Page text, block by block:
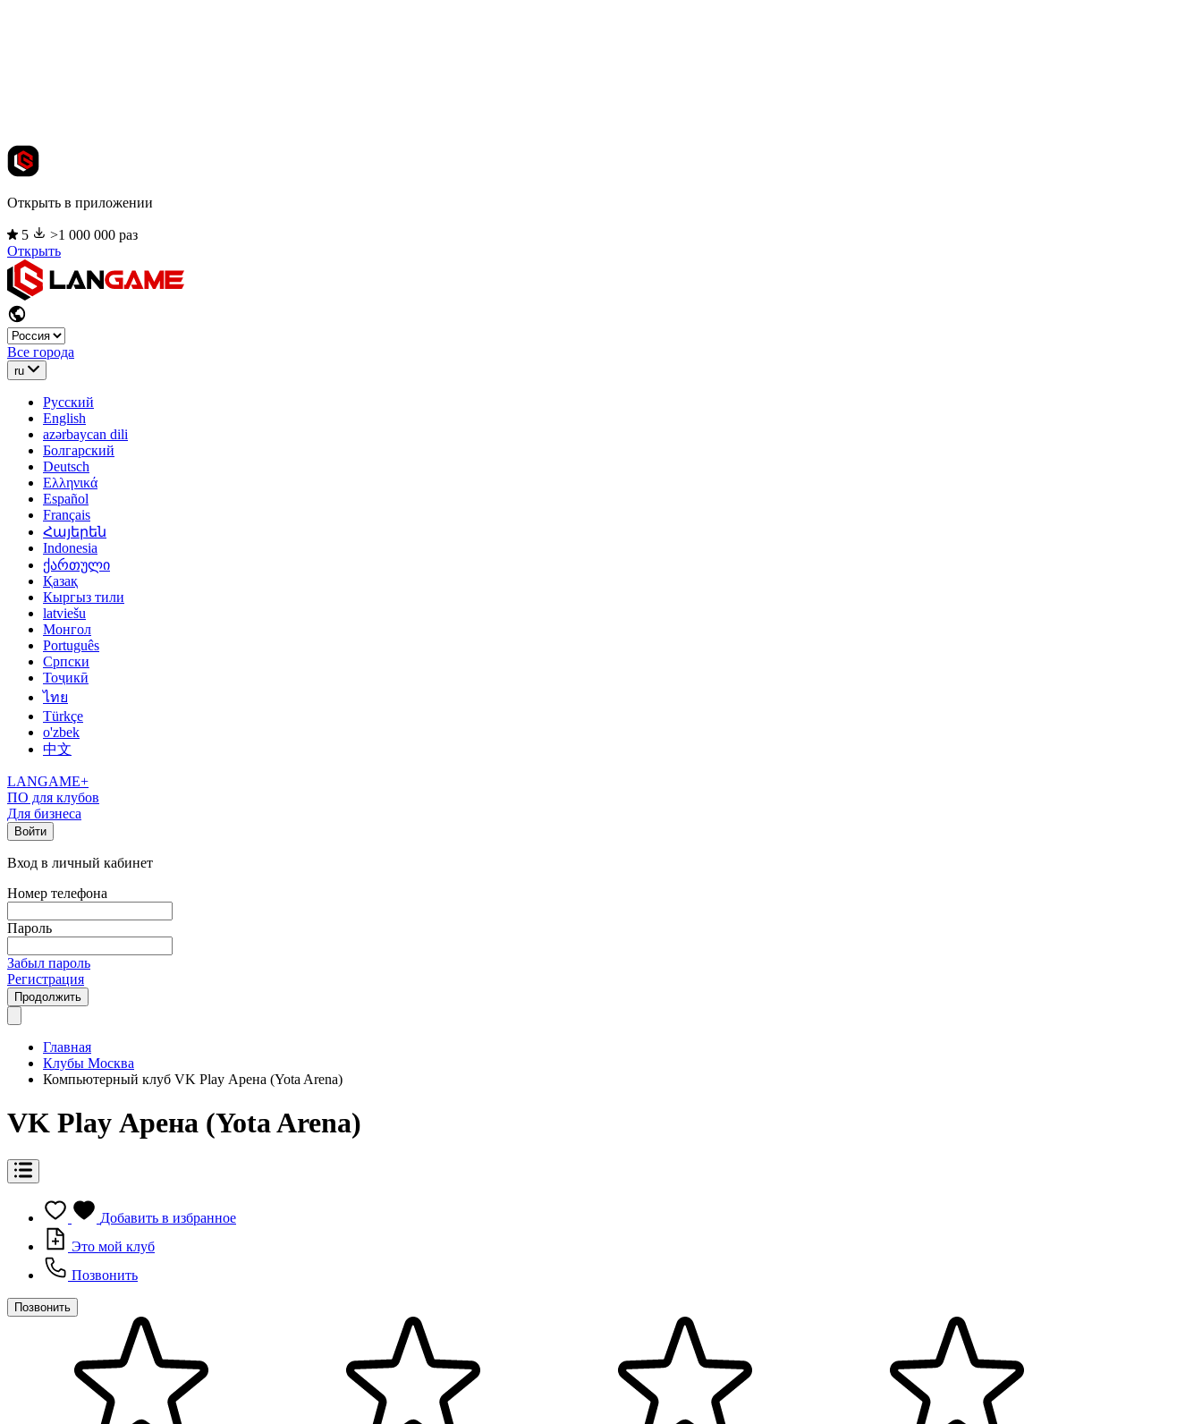
Открыть в приложении
5
>1 000 000 раз
Открыть
Все города
ru
Русский
English
azərbaycan dili
Болгарский
Deutsch
Ελληνικά
Español
Français
Հայերեն
Indonesia
ქართული
Қазақ
Кыргыз тили
latviešu
Монгол
Português
Српски
Тоҷикӣ
ไทย
Türkçe
o'zbek
中文
LANGAME+
ПО для клубов
Для бизнеса
Войти
Вход в личный кабинет
Номер телефона
Пароль
Забыл пароль
Регистрация
Продолжить
Главная
Клубы Москва
Компьютерный клуб VK Play Арена (Yota Arena)
VK Play Арена (Yota Arena)
Добавить в избранное
Это мой клуб
Позвонить
Позвонить